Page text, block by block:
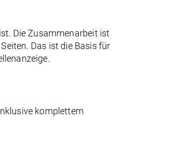
Die Zusammenarbeit ist
Das ist die Basis für
komplettem